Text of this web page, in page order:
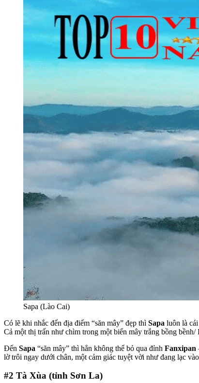
Sapa (Lào Cai)
Có lẽ khi nhắc đến địa điểm “săn mây” đẹp thì Sapa luôn là
Cả một thị trấn như chìm trong một biển mây trắng bồng
Đến Sapa “săn mây” thì hẳn không thể bỏ qua đỉnh Fanxipan
lờ trôi ngay dưới chân, một cảm giác tuyệt vời như đang lạc
#2 Tà Xùa (tỉnh Sơn La)